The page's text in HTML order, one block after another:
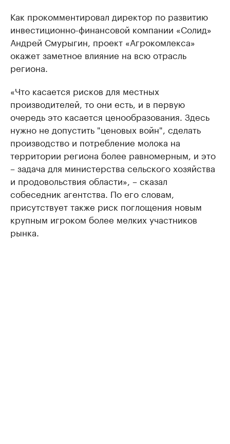
Как прокомментировал директор по развитию
инвестиционно-финансовой компании «Солид»
Андрей Смурыгин, проект «Агрокомлекса»
окажет заметное влияние на всю отрасль
региона.
«Что касается рисков для местных
производителей, то они есть, и в первую
очередь это касается ценообразования. Здесь
нужно не допустить "ценовых войн", сделать
производство и потребление молока на
территории региона более равномерным, и это
– задача для министерства сельского хозяйства
и продовольствия области», – сказал
собеседник агентства. По его словам,
присутствует также риск поглощения новым
крупным игроком более мелких участников
рынка.